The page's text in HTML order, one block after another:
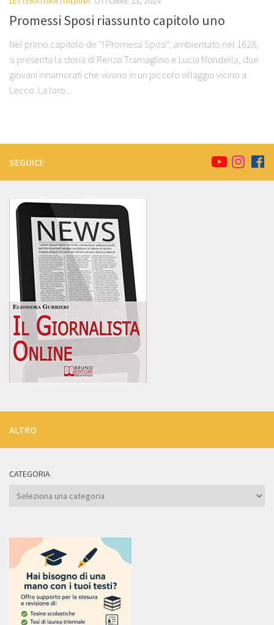
Promessi Sposi riassunto capitolo uno
Nel primo capitolo de “I Promessi Sposi”, ambientato nel 1628,
si presenta la storia di Renzo Tramaglino e Lucia Mondella, due
giovani innamorati che vivono in un piccolo villaggio vicino a
Lecco. La loro...
SEGUICI:
ALTRO
CATEGORIA
Categoria